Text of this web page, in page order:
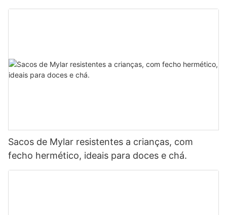
Sacos de Mylar resistentes a crianças, com
fecho hermético, ideais para doces e chá.